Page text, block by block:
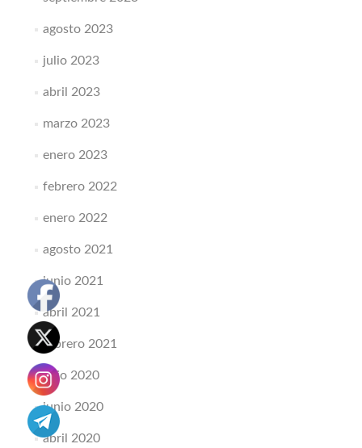
agosto 2023
julio 2023
abril 2023
marzo 2023
enero 2023
febrero 2022
enero 2022
agosto 2021
junio 2021
abril 2021
febrero 2021
julio 2020
junio 2020
abril 2020